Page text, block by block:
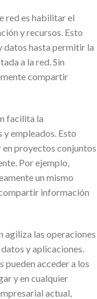
red es habilitar el
y recursos. Esto
datos hasta permitir la
a la red. Sin
compartir
facilita la
empleados. Esto
en proyectos conjuntos
Por ejemplo,
un mismo
información
agiliza las operaciones
y aplicaciones.
pueden acceder a los
y en cualquier
actual,